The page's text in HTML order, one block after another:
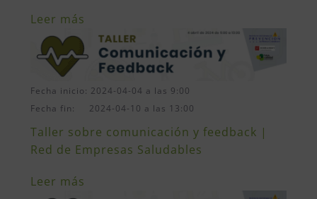
Leer más
Fecha inicio: 2024-04-04 a las 9:00
Fecha fin: 2024-04-10 a las 13:00
Taller sobre comunicación y feedback |
Red de Empresas Saludables
Leer más